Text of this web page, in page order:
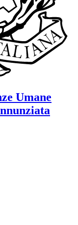
Umane